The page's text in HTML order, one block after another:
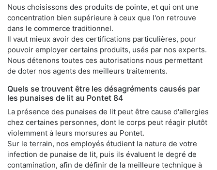
Nous choisissons des produits de pointe, et qui ont une
concentration bien supérieure à ceux que l'on retrouve
dans le commerce traditionnel.
Il vaut mieux avoir des certifications particulières, pour
pouvoir employer certains produits, usés par nos experts.
Nous détenons toutes ces autorisations nous permettant
de doter nos agents des meilleurs traitements.
Quels se trouvent être les désagréments causés par
les punaises de lit au Pontet 84
La présence des punaises de lit peut être cause d'allergies
chez certaines personnes, dont le corps peut réagir plutôt
violemment à leurs morsures au Pontet.
Sur le terrain, nos employés étudient la nature de votre
infection de punaise de lit, puis ils évaluent le degré de
contamination, afin de définir de la meilleure technique à